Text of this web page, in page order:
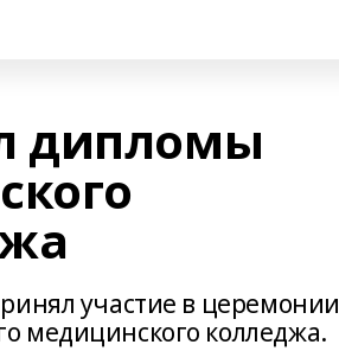
дипломы
участие в церемонии
медицинского колледжа.